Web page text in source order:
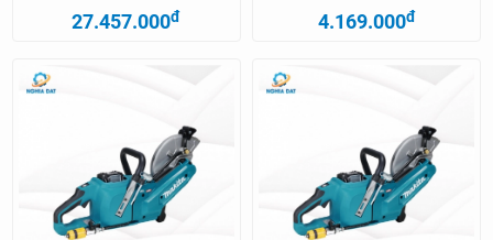
27.457.000đ 4.169.000đ